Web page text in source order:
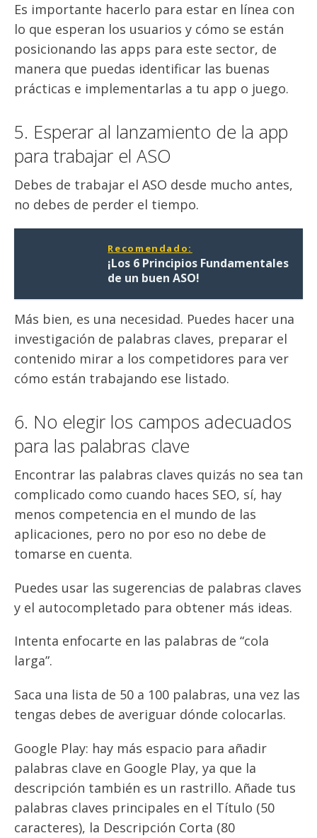
Es importante hacerlo para estar en línea con
lo que esperan los usuarios y cómo se están
posicionando las apps para este sector, de
manera que puedas identificar las buenas
prácticas e implementarlas a tu app o juego.
5. Esperar al lanzamiento de la app
para trabajar el ASO
Debes de trabajar el ASO desde mucho antes,
no debes de perder el tiempo.
Recomendado:
¡Los 6 Principios Fundamentales
de un buen ASO!
Más bien, es una necesidad. Puedes hacer una
investigación de palabras claves, preparar el
contenido mirar a los competidores para ver
cómo están trabajando ese listado.
6. No elegir los campos adecuados
para las palabras clave
Encontrar las palabras claves quizás no sea tan
complicado como cuando haces SEO, sí, hay
menos competencia en el mundo de las
aplicaciones, pero no por eso no debe de
tomarse en cuenta.
Puedes usar las sugerencias de palabras claves
y el autocompletado para obtener más ideas.
Intenta enfocarte en las palabras de “cola
larga”.
Saca una lista de 50 a 100 palabras, una vez las
tengas debes de averiguar dónde colocarlas.
Google Play: hay más espacio para añadir
palabras clave en Google Play, ya que la
descripción también es un rastrillo. Añade tus
palabras claves principales en el Título (50
caracteres), la Descripción Corta (80